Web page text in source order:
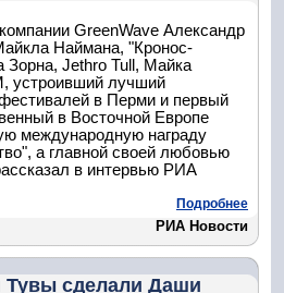
GreenWave Александр
Наймана, "Кронос-
Зорна, Jethro Tull, Майка
устроивший лучший
в Перми и первый
в Восточной Европе
международную награду
а главной своей любовью
в интервью РИА
Подробнее
РИА Новости
Тувы сделали Даши